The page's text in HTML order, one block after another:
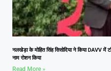
नलखेड़ा के मोहित सिंह सिसोदिया ने किया DAVV में
नाम रोशन किया
Read More »